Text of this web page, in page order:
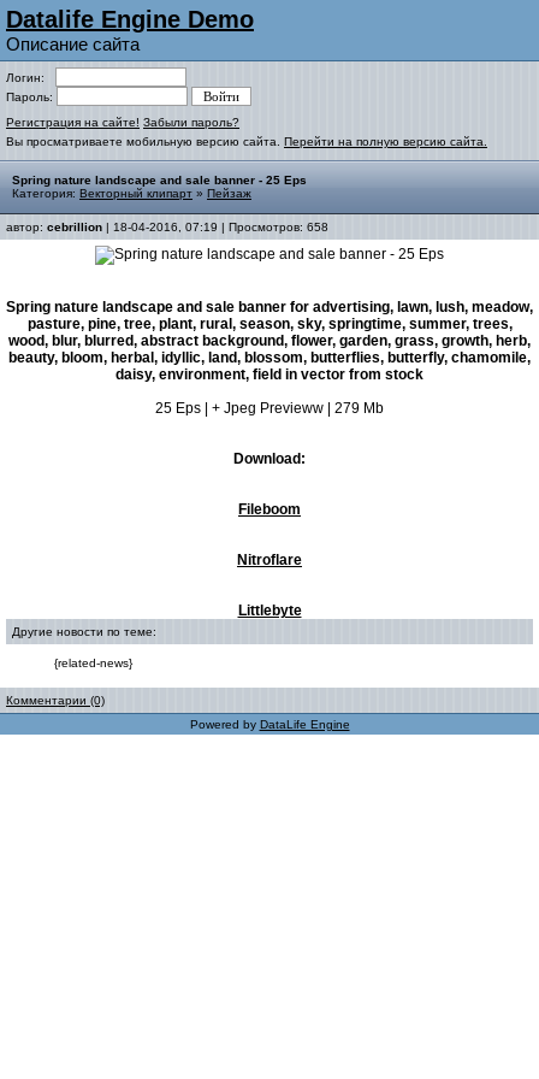
Datalife Engine Demo
Описание сайта
Логин:
Пароль:
Регистрация на сайте! Забыли пароль?
Вы просматриваете мобильную версию сайта. Перейти на полную версию сайта.
Spring nature landscape and sale banner - 25 Eps
Категория: Векторный клипарт » Пейзаж
автор: cebrillion | 18-04-2016, 07:19 | Просмотров: 658
Spring nature landscape and sale banner for advertising, lawn, lush, meadow,
pasture, pine, tree, plant, rural, season, sky, springtime, summer, trees,
wood, blur, blurred, abstract background, flower, garden, grass, growth, herb,
beauty, bloom, herbal, idyllic, land, blossom, butterflies, butterfly, chamomile,
daisy, environment, field in vector from stock
25 Eps | + Jpeg Previeww | 279 Mb
Download:
Fileboom
Nitroflare
Littlebyte
Другие новости по теме:
{related-news}
Комментарии (0)
Powered by DataLife Engine